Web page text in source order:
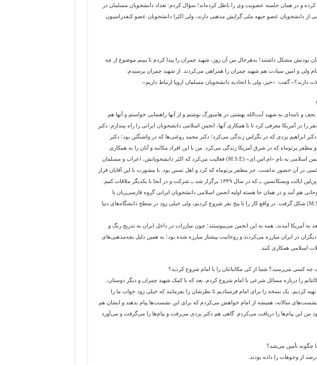
کرده و در همان جلسه عضویت وی را باطل کرده‌اند! سؤال کردم: تعداد دانشجویان مسلمان در
از دانشجویان عضو جبهه ملی گرایش مذهبی دارند، ولی اکثرا دانشجویان عضو کنفدراسیون
بودنش مشکل داشتند! به‌هرحال من آن روز، شهید چمران را پیدا کردم تا ببینم موضوع از چه
ولی و امین سیادت هم شهید چمران را همراهی می‌کردند. از شهید چمران پرسیدم:
گفت: «خیر، ولی با اتحادیه دانشجویان مسلمان اروپا ارتباط داریم».
و نامه‌ای به شهید آیت‌الله بهشتی در هامبورگ نوشتم و از آنها راهنمایی خواستم و آنها هم
را در آمریکا معرفی کرد تا با همکاری آنها، انجمن اسلامی دانشجویان ایرانی را راه بیندازم: دکتر
دکتر ابراهیم یزدی که در تگزاس زندگی می‌کرد؛ دکتر محمد روغنی‌ها که در واشنگتن بود؛ دکتر
مظفر پرتوماه که در شرق آمریکا زندگی می‌کرد. من با این افراد مکاتبه و آنان را به همکاری
دعوت کردم. در آن موقع در آمریکا، یک انجمن اسلامی به نام «ام.اس.ای» (M.S.E) فعالیت می‌کرد که اکثر دانشجویانش، اعراب و مسلمان
کسی در آن حضور نداشت، جز مظفر پرتوماه که کرد و اهل تسنن بود. با مشورت با این آقایان قرار
شد در نشست بعدی این انجمن در شهر گرین‌لین ایالت ویسکانسین ــ که در سال ۱۳۴۹ برگزار شد ــ شرکت و در آنجا با یکدیگر ملاقات کنیم.
هم آمد و در همان جا هسته اولیه انجمن اسلامی دانشجویان ایرانی گروه فارسی‌زبان با
عنوان «ام.اس.ای.پی.اس.جی» (M.S.E.P.S.G) شکل گرفت. در واقع کار را با پنج نفر شروع کردیم، ولی خیلی زود در سطح دانشگاه‌های دنیا
مذهبی‌ای که از سال ۱۳۵۰ به بعد به آمریکا آمدند، همه به این انجمن می‌پیوستند؛ چون مبارزات در داخل ایران به تدریج رنگ و
در ایران مبارزه می‌کردند و روحانیت پیشتاز مبارزه شده بود؛ به همین دلیل بچه‌مذهبی‌های
اسلامی همکاری کنند.
کسی می‌رسید؟ شما از کی مکاتباتتان را با امام شروع کردید؟
را درباره مسائل شرعی با امام شروع کردم. بعد که با کمک شهید چمران و دیگر دوستان،
تهیه کردیم، یک نسخه را برای امام فرستادیم تا نظرشان را بفرمایند که خیلی زود جواب ما را
نشست‌های سالانه، همیشه از امام خواهش می‌کردم که برای این نشست‌ها پیام بدهند و ایشان هم
من این پیام‌ها را دریافت می‌کردم. گاهی هم دکتر یزدی می‌رفت و پیام‌ها را می‌گرفت و می‌آورد
چگونه تأمین می‌شد؟